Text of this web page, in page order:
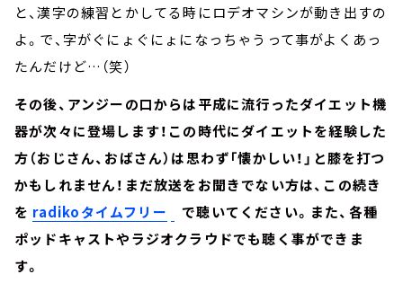
と、漢字の練習とかしてる時にロデオマシンが動き出すの
よ。で、字がぐにょぐにょになっちゃうって事がよくあっ
たんだけど…（笑）
その後、アンジーの口からは平成に流行ったダイエット機
器が次々に登場します！この時代にダイエットを経験した
方（おじさん、おばさん）は思わず「懐かしい！」と膝を打つ
かもしれません！まだ放送をお聞きでない方は、この続き
を radikoタイムフリー
で聴いてください。また、各種
ポッドキャストやラジオクラウドでも聴く事ができま
す。